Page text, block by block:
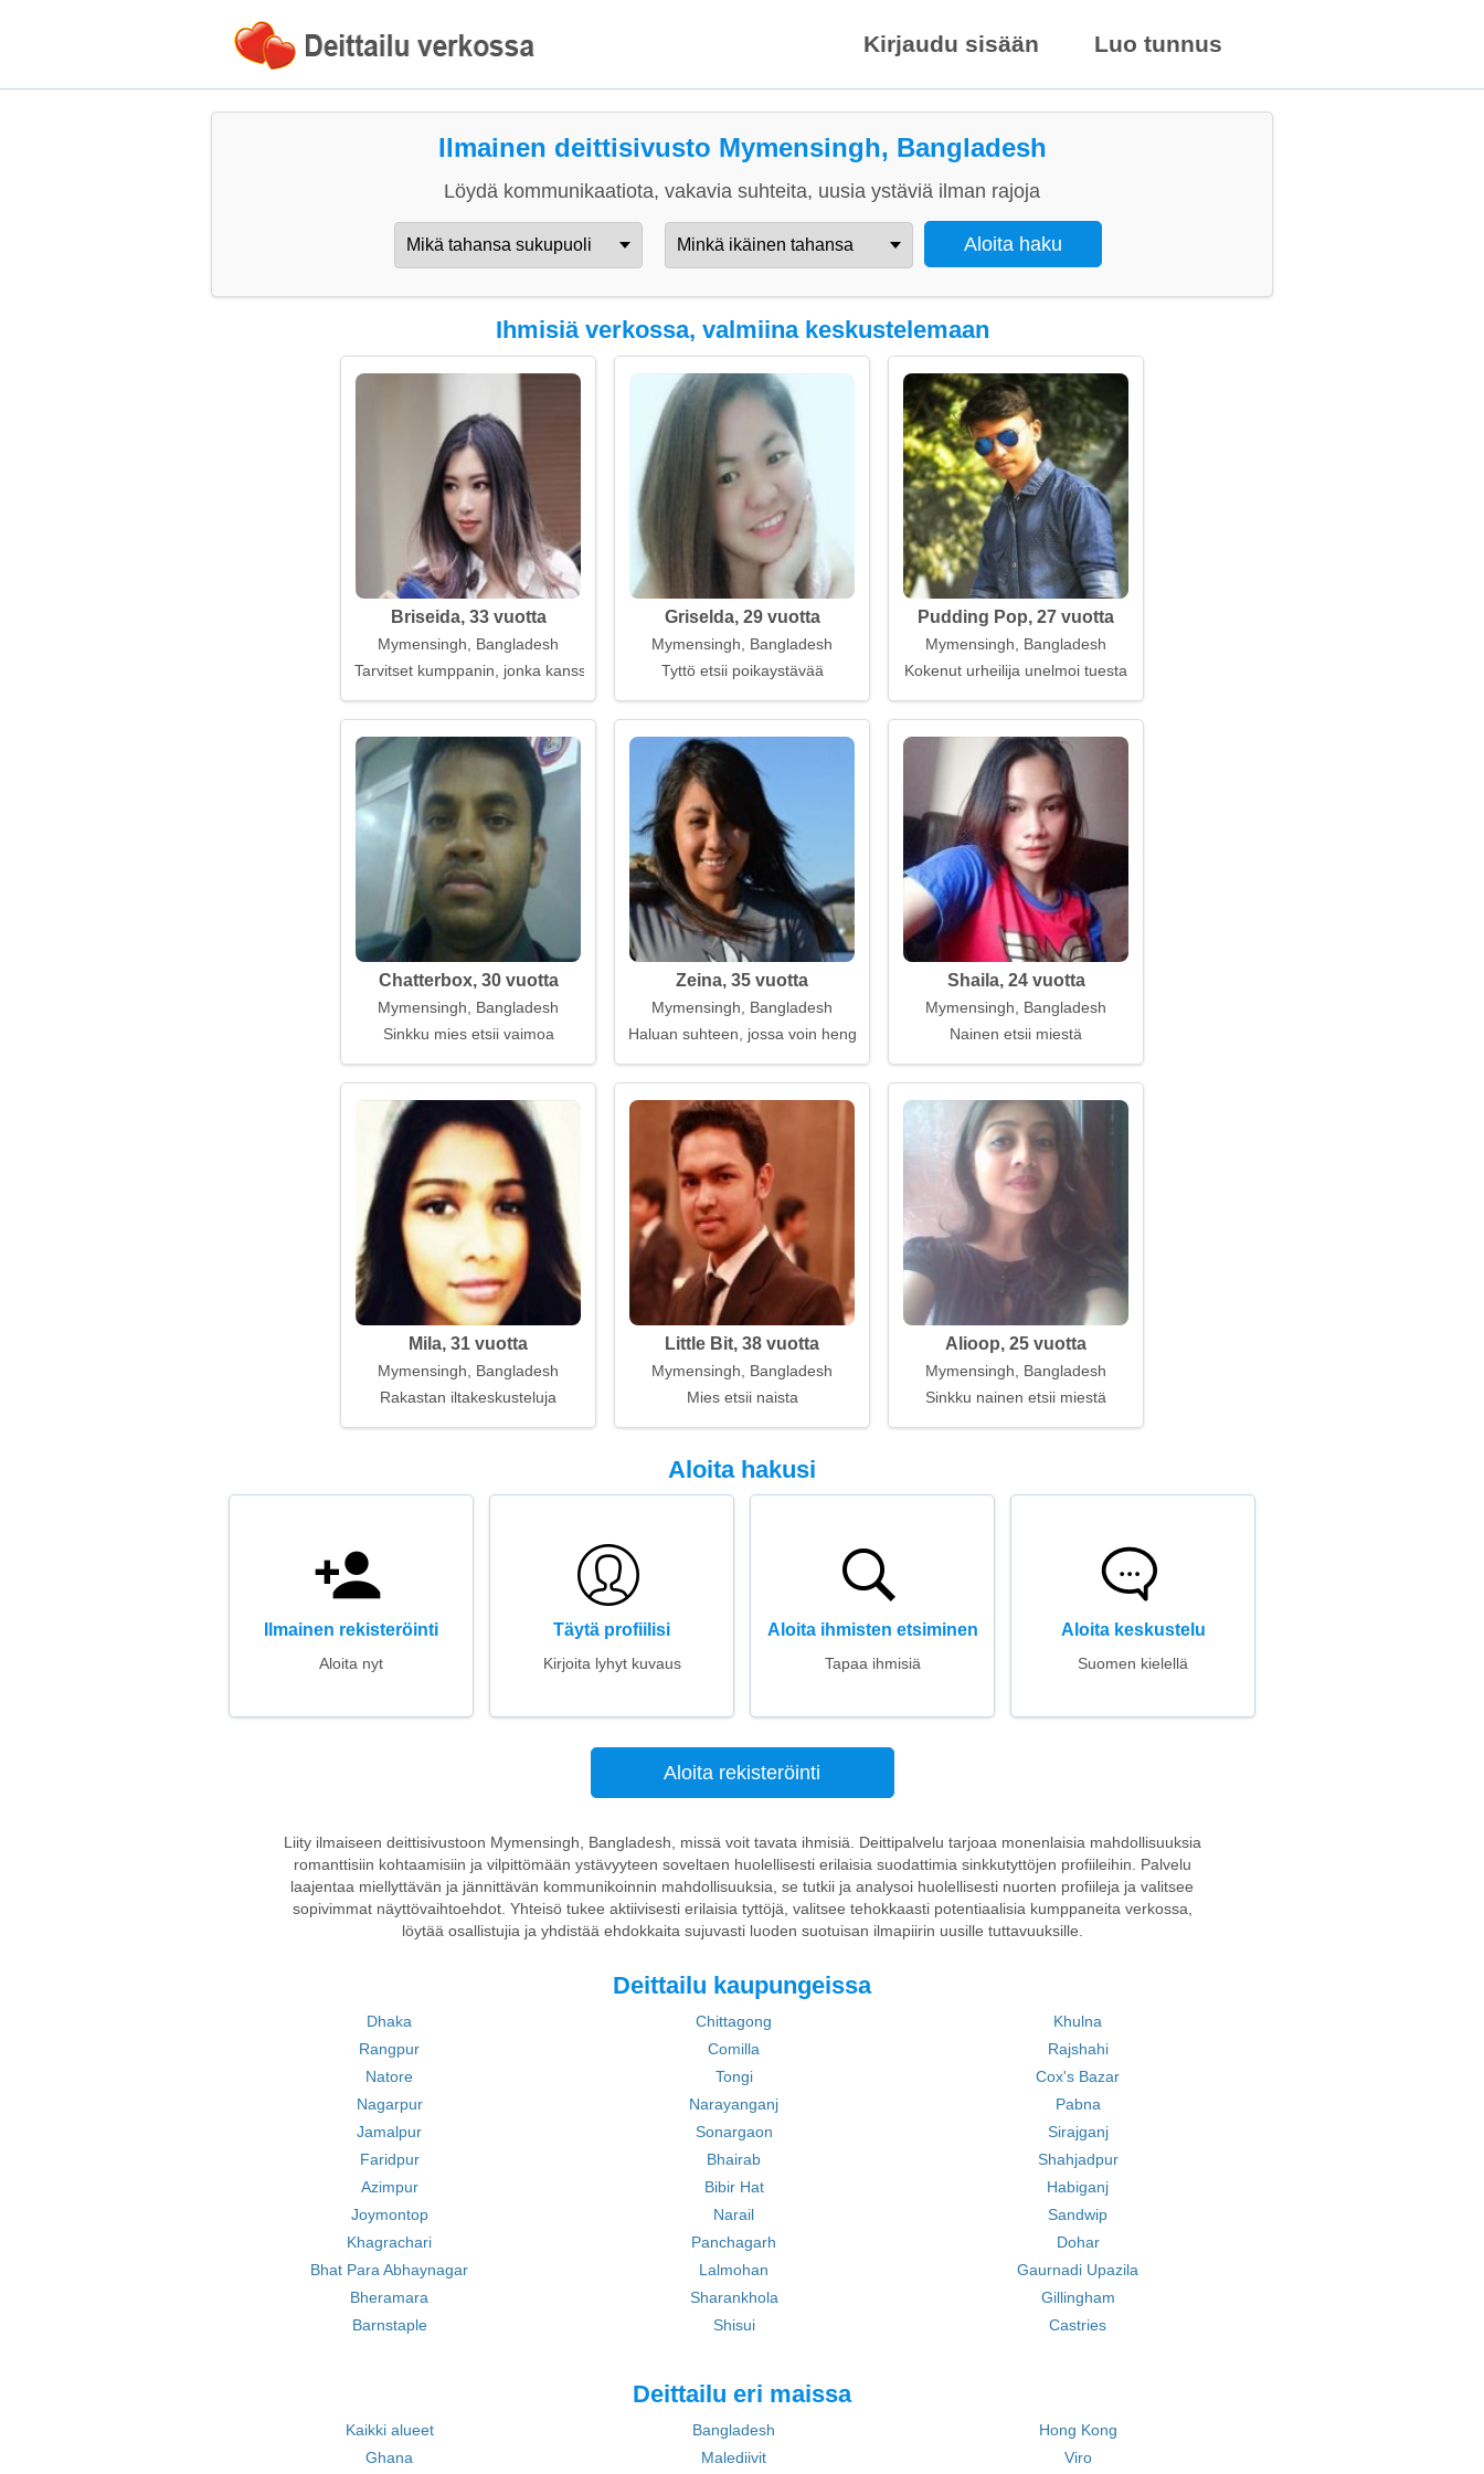
Kirjaudu sisään Luo tunnus
Ilmainen deittisivusto Mymensingh, Bangladesh
Löydä kommunikaatiota, vakavia suhteita, uusia ystäviä ilman rajoja
Ihmisiä verkossa, valmiina keskustelemaan
Briseida, 33 vuotta
Mymensingh, Bangladesh
Tarvitset kumppanin, jonka kanssa jakaa unelmasi
Griselda, 29 vuotta
Mymensingh, Bangladesh
Tyttö etsii poikaystävää
Pudding Pop, 27 vuotta
Mymensingh, Bangladesh
Kokenut urheilija unelmoi tuesta
Chatterbox, 30 vuotta
Mymensingh, Bangladesh
Sinkku mies etsii vaimoa
Zeina, 35 vuotta
Mymensingh, Bangladesh
Haluan suhteen, jossa voin hengittää
Shaila, 24 vuotta
Mymensingh, Bangladesh
Nainen etsii miestä
Mila, 31 vuotta
Mymensingh, Bangladesh
Rakastan iltakeskusteluja
Little Bit, 38 vuotta
Mymensingh, Bangladesh
Mies etsii naista
Alioop, 25 vuotta
Mymensingh, Bangladesh
Sinkku nainen etsii miestä
Aloita hakusi
Ilmainen rekisteröinti
Aloita nyt
Täytä profiilisi
Kirjoita lyhyt kuvaus
Aloita ihmisten etsiminen
Tapaa ihmisiä
Aloita keskustelu
Suomen kielellä
Aloita rekisteröinti
Liity ilmaiseen deittisivustoon Mymensingh, Bangladesh, missä voit tavata ihmisiä. Deittipalvelu tarjoaa monenlaisia mahdollisuuksia
romanttisiin kohtaamisiin ja vilpittömään ystävyyteen soveltaen huolellisesti erilaisia suodattimia sinkkutyttöjen profiileihin. Palvelu
laajentaa miellyttävän ja jännittävän kommunikoinnin mahdollisuuksia, se tutkii ja analysoi huolellisesti nuorten profiileja ja valitsee
sopivimmat näyttövaihtoehdot. Yhteisö tukee aktiivisesti erilaisia tyttöjä, valitsee tehokkaasti potentiaalisia kumppaneita verkossa,
löytää osallistujia ja yhdistää ehdokkaita sujuvasti luoden suotuisan ilmapiirin uusille tuttavuuksille.
Deittailu kaupungeissa
Dhaka Chittagong
Khulna
Rangpur
Comilla
Rajshahi
Natore
Tongi
Cox's Bazar
Nagarpur
Narayanganj
Pabna
Jamalpur
Sonargaon
Sirajganj
Faridpur
Bhairab
Shahjadpur
Azimpur
Bibir Hat
Habiganj
Joymontop
Narail
Sandwip
Khagrachari
Panchagarh
Dohar
Bhat Para Abhaynagar
Lalmohan
Gaurnadi Upazila
Bheramara
Sharankhola
Gillingham
Barnstaple
Shisui Castries
Deittailu eri maissa
Kaikki alueet Bangladesh
Hong Kong
Ghana
Malediivit Viro